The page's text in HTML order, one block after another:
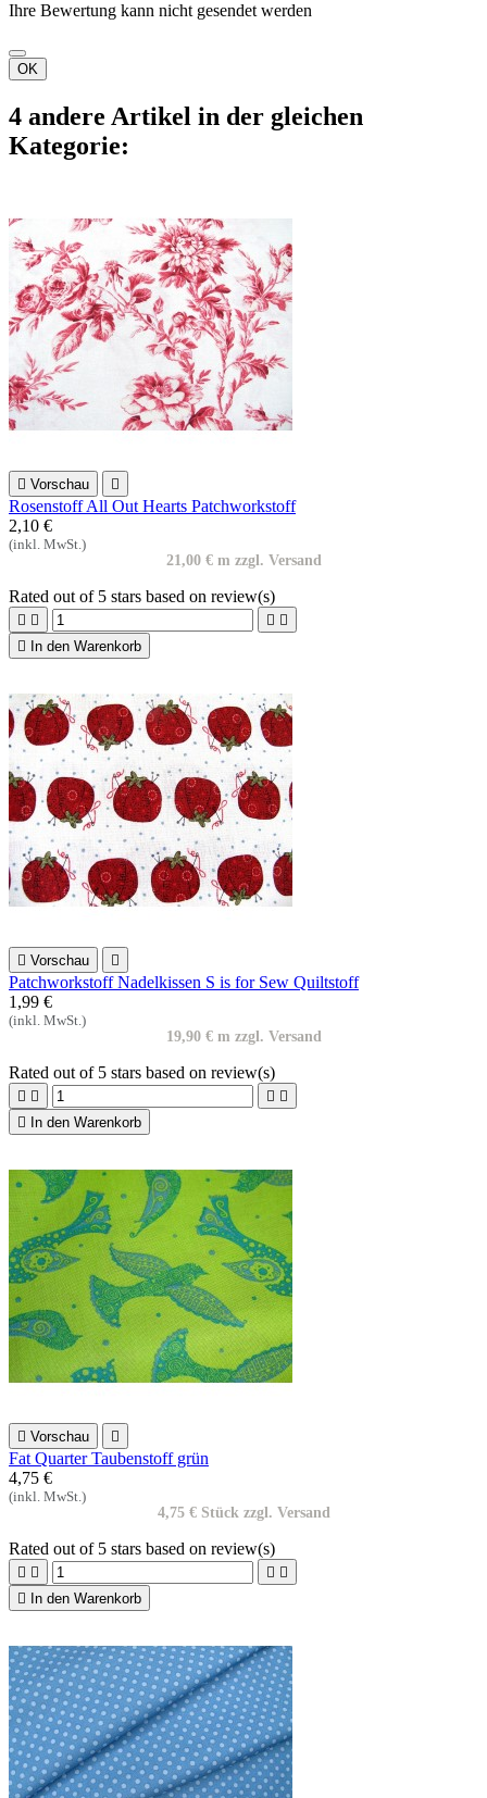
Ihre Bewertung kann nicht gesendet werden
OK
4 andere Artikel in der gleichen
Kategorie:
 Vorschau 
Rosenstoff All Out Hearts Patchworkstoff
2,10 €
(inkl. MwSt.)
21,00 € m zzgl. Versand
Rated out of 5 stars based on review(s)
   

In den Warenkorb
 Vorschau 
Patchworkstoff Nadelkissen S is for Sew Quiltstoff
1,99 €
(inkl. MwSt.)
19,90 € m zzgl. Versand
Rated out of 5 stars based on review(s)
   

In den Warenkorb
 Vorschau 
Fat Quarter Taubenstoff grün
4,75 €
(inkl. MwSt.)
4,75 € Stück zzgl. Versand
Rated out of 5 stars based on review(s)
   

In den Warenkorb